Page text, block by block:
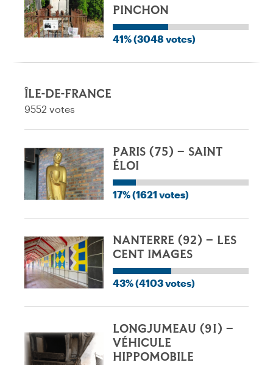
PINCHON
41% (3048 votes)
ÎLE-DE-FRANCE
9552 votes
PARIS (75) – SAINT
ÉLOI
17% (1621 votes)
NANTERRE (92) – LES
CENT IMAGES
43% (4103 votes)
LONGJUMEAU (91) –
VÉHICULE
HIPPOMOBILE